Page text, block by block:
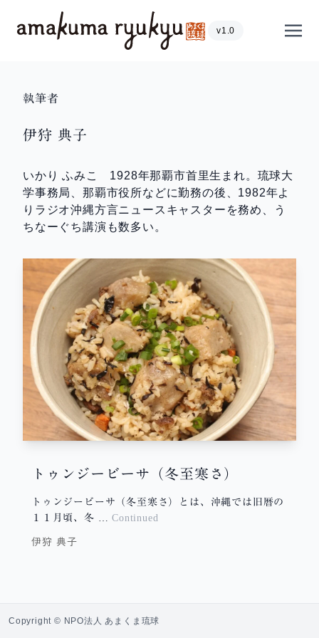
v1.0
執筆者
伊狩 典子
いかり ふみこ 1928年那覇市首里生まれ。琉球大
学事務局、那覇市役所などに勤務の後、1982年よ
りラジオ沖縄方言ニュースキャスターを務め、う
ちなーぐち講演も数多い。
トゥンジービーサ（冬至寒さ）
トゥンジービーサ（冬至寒さ）とは、沖縄では旧暦の
１１月頃、冬 …Continued
伊狩 典子
Copyright © NPO法人 あまくま琉球